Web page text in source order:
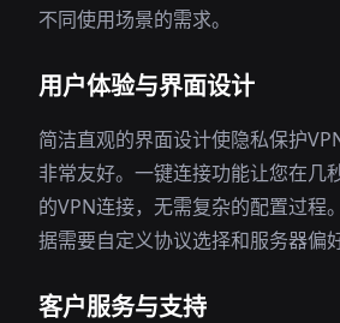
不同使用场景的需求。
用户体验与界面设计
简洁直观的界面设计使隐私保护
非常友好。一键连接功能让您在几
的VPN连接，无需复杂的配置过程
据需要自定义协议选择和服务器偏
客户服务与支持